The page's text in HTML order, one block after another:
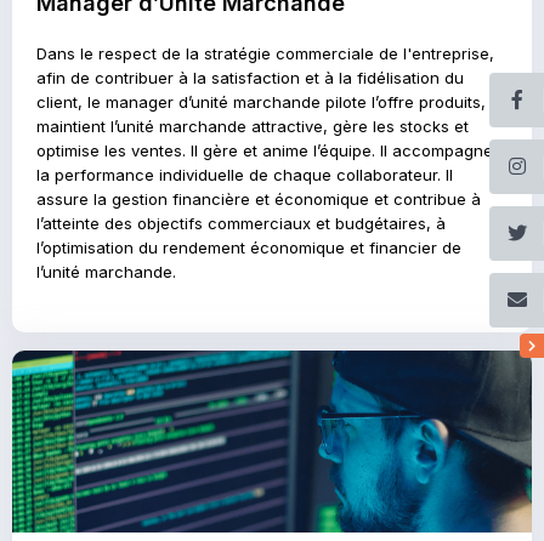
Dans le respect de la stratégie commerciale de l'entreprise,
afin de contribuer à la satisfaction et à la fidélisation du
client, le manager d’unité marchande pilote l’offre produits,
maintient l’unité marchande attractive, gère les stocks et
optimise les ventes. Il gère et anime l’équipe. Il accompagne
la performance individuelle de chaque collaborateur. Il
assure la gestion financière et économique et contribue à
l’atteinte des objectifs commerciaux et budgétaires, à
l’optimisation du rendement économique et financier de
l’unité marchande.